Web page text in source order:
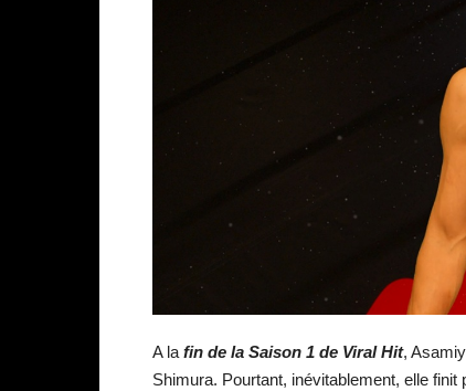
A la fin de la Saison 1 de Viral Hit,
Shimura. Pourtant, inévitablement, elle